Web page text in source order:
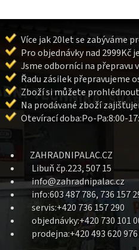
Více jak 20let se zabýváme
Pro objednávky nad 2999Kč
Jsme odborníci na přepravu
Řadu zásilek přepravujeme
Zboží si můžete
Na prodávané zboží
Otevírací doba:Po-Pa:8:00-
ZAHRADNIPALAC.CZ
Libuň čp.223, 507 15
info@zahradnipalac.cz
info:603 487 786, 736 157
servis:+420 736 157 290
objednávky:+420 730 101
prodejna:+420 493 620 976